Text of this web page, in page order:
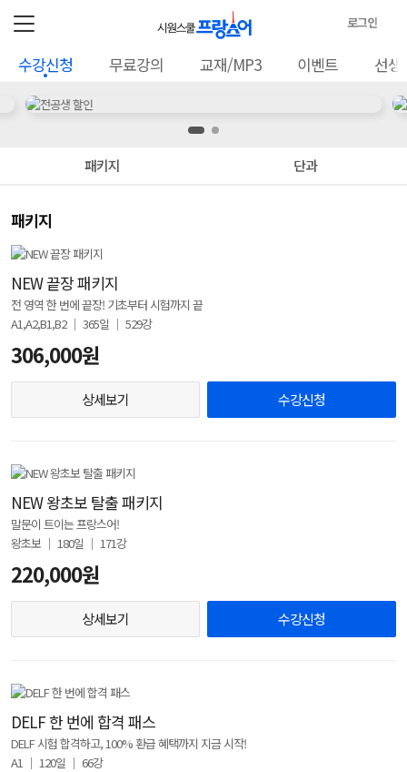
로그인
수강신청 무료강의 교재/MP3 이벤트 선생
패키지 단과
패키지
NEW 끝장 패키지
전 영역 한 번에 끝장! 기초부터 시험까지 끝
A1,A2,B1,B2 │ 365일 │ 529강
306,000원
상세보기 수강신청
NEW 왕초보 탈출 패키지
말문이 트이는 프랑스어!
왕초보 │ 180일 │ 171강
220,000원
상세보기 수강신청
DELF 한 번에 합격 패스
DELF 시험 합격하고, 100% 환급 혜택까지 지금 시작!
A1 │ 120일 │ 66강